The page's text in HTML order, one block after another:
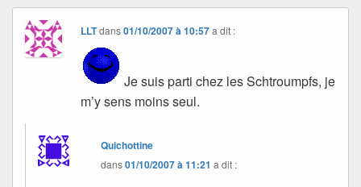
LLTdans01/10/2007 à 10:57 a dit :
Je suis parti chez les Schtroumpfs, je
m’y sens moins seul.
Quichottine
dans01/10/2007 à 11:21 a dit :